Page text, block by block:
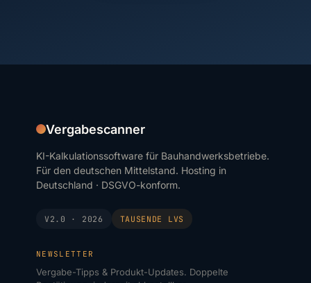
Vergabescanner
KI-Kalkulationssoftware für Bauhandwerksbetriebe.
Für den deutschen Mittelstand. Hosting in
Deutschland · DSGVO-konform.
V2.0 · 2026 TAUSENDE LVS
NEWSLETTER
Vergabe-Tipps & Produkt-Updates. Doppelte